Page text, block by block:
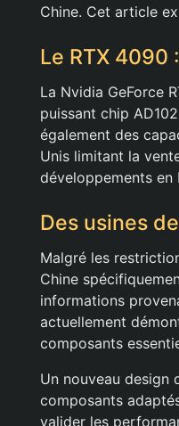
Chine. Cet article
Le RTX 4090
La Nvidia GeForce
puissant chip
également des
Unis limitant la
développements en
Des usines
Malgré les
Chine
informations
actuellement
composants
Un nouveau design
composants
valider les